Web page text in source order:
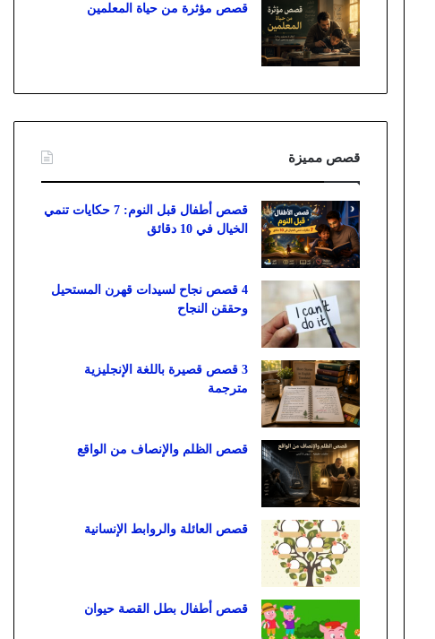
قصص مؤثرة من حياة المعلمين
قصص مميزة
قصص أطفال قبل النوم: 7 حكايات تنمي
الخيال في 10 دقائق
4 قصص نجاح لسيدات قهرن المستحيل
وحققن النجاح
3 قصص قصيرة باللغة الإنجليزية
مترجمة
قصص الظلم والإنصاف من الواقع
قصص العائلة والروابط الإنسانية
قصص أطفال بطل القصة حيوان